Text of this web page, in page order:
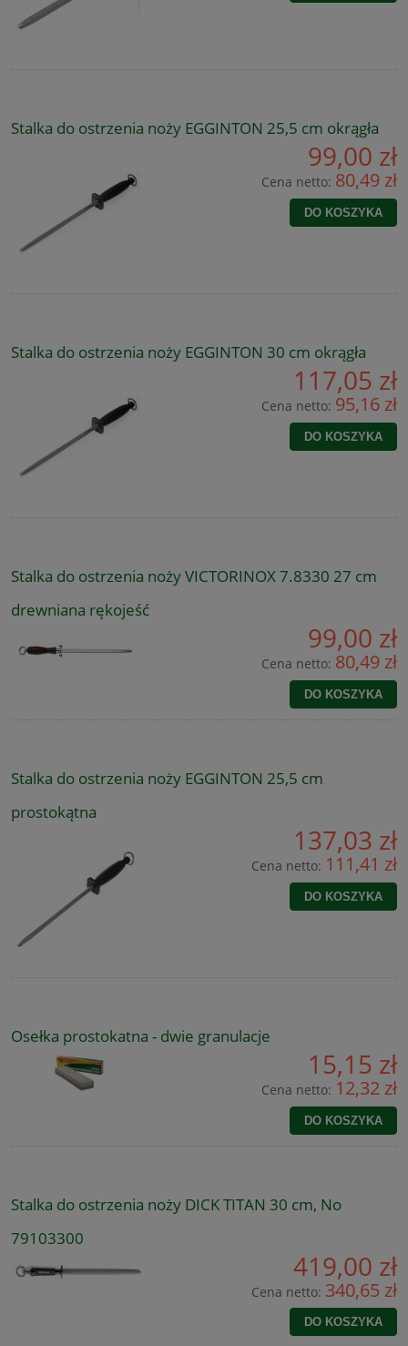
Stalka do ostrzenia noży EGGINTON 25,5 cm okrągła
99,00 zł
Cena netto: 80,49 zł
DO KOSZYKA
Stalka do ostrzenia noży EGGINTON 30 cm okrągła
117,05 zł
Cena netto: 95,16 zł
DO KOSZYKA
Stalka do ostrzenia noży VICTORINOX 7.8330 27 cm
drewniana rękojeść
99,00 zł
Cena netto: 80,49 zł
DO KOSZYKA
Stalka do ostrzenia noży EGGINTON 25,5 cm
prostokątna
137,03 zł
Cena netto: 111,41 zł
DO KOSZYKA
Osełka prostokatna - dwie granulacje
15,15 zł
Cena netto: 12,32 zł
DO KOSZYKA
Stalka do ostrzenia noży DICK TITAN 30 cm, No
79103300
419,00 zł
Cena netto: 340,65 zł
DO KOSZYKA